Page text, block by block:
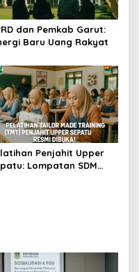
dan Pemkab Garut:
Baru Uang Rakyat
Penjahit Upper
Lompatan SDM